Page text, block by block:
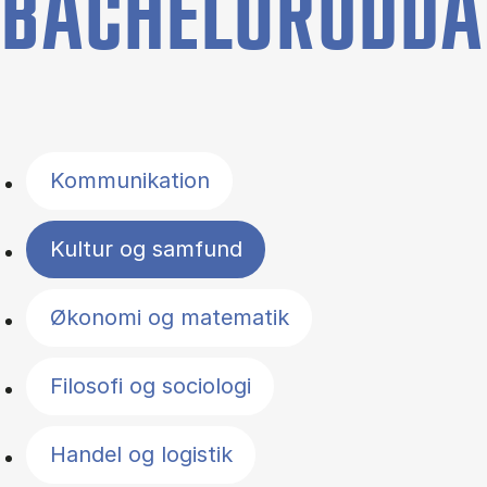
Kommunikation
Kultur og samfund
Økonomi og matematik
Filosofi og sociologi
Handel og logistik